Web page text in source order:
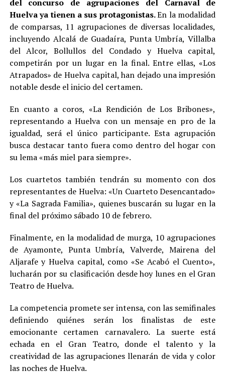
del concurso de agrupaciones del Carnaval de
Huelva ya tienen a sus protagonistas.En la modalidad
de comparsas, 11 agrupaciones de diversas localidades,
incluyendo Alcalá de Guadaíra, Punta Umbría, Villalba
del Alcor, Bollullos del Condado y Huelva capital,
competirán por un lugar en la final. Entre ellas, «Los
Atrapados» de Huelva capital, han dejado una impresión
notable desde el inicio del certamen.
En cuanto a coros, «La Rendición de Los Bribones»,
representando a Huelva con un mensaje en pro de la
igualdad, será el único participante. Esta agrupación
busca destacar tanto fuera como dentro del hogar con
su lema «más miel para siempre».
Los cuartetos también tendrán su momento con dos
representantes de Huelva: «Un Cuarteto Desencantado»
y «La Sagrada Familia», quienes buscarán su lugar en la
final del próximo sábado 10 de febrero.
Finalmente, en la modalidad de murga, 10 agrupaciones
de Ayamonte, Punta Umbría, Valverde, Mairena del
Aljarafe y Huelva capital, como «Se Acabó el Cuento»,
lucharán por su clasificación desde hoy lunes en el Gran
Teatro de Huelva.
La competencia promete ser intensa, con las semifinales
definiendo quiénes serán los finalistas de este
emocionante certamen carnavalero. La suerte está
echada en el Gran Teatro, donde el talento y la
creatividad de las agrupaciones llenarán de vida y color
las noches de Huelva.